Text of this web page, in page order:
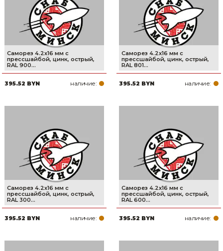
Саморез 4.2х16 мм с
прессшайбой, цинк, острый,
RAL 900...
395.52 BYN наличие:
Саморез 4.2х16 мм с
прессшайбой, цинк, острый,
RAL 801...
395.52 BYN наличие:
Саморез 4.2х16 мм с
прессшайбой, цинк, острый,
RAL 300...
395.52 BYN наличие:
Саморез 4.2х16 мм с
прессшайбой, цинк, острый,
RAL 600...
395.52 BYN наличие: